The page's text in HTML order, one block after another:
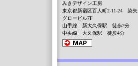
みきデザイン工房
東京都新宿区百人町2-11-24 染矢
グロービル7F
山手線 新大久保駅 徒歩2分
中央線 大久保駅 徒歩4分